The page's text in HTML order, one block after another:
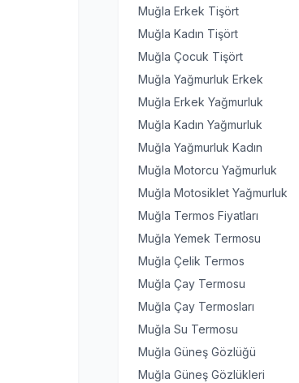
Muğla Erkek Tişört
Muğla Kadın Tişört
Muğla Çocuk Tişört
Muğla Yağmurluk Erkek
Muğla Erkek Yağmurluk
Muğla Kadın Yağmurluk
Muğla Yağmurluk Kadın
Muğla Motorcu Yağmurluk
Muğla Motosiklet Yağmurluk
Muğla Termos Fiyatları
Muğla Yemek Termosu
Muğla Çelik Termos
Muğla Çay Termosu
Muğla Çay Termosları
Muğla Su Termosu
Muğla Güneş Gözlüğü
Muğla Güneş Gözlükleri